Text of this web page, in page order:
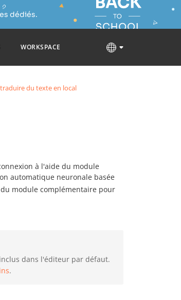
dédiés.
WORKSPACE
du texte en local
à l'aide du module
automatique neuronale basée
du module complémentaire pour
dans l'éditeur par défaut.
.